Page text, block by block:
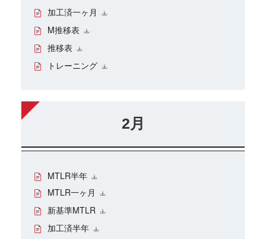
加工済一ヶ月
M推移表
推移表
トレーニング
2月
MTLR半年
MTLR一ヶ月
新基準MTLR
加工済半年